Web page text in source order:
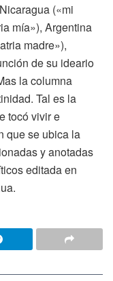
(«mi
mía»), Argentina
madre»),
de su ideario
la columna
Tal es la
tocó vivir e
que se ubica la
y anotadas
editada en